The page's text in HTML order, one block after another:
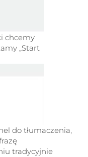
chcemy
„Start
do tłumaczenia,
tradycyjnie